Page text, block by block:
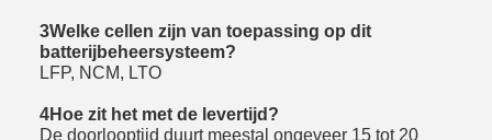
3Welke cellen zijn van toepassing op dit
batterijbeheersysteem?
LFP, NCM, LTO
4Hoe zit het met de levertijd?
De doorlooptijd duurt meestal ongeveer 15 tot 20